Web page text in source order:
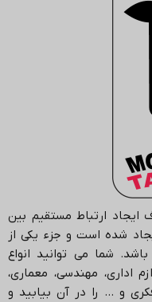
ایجاد ارتباط مستقیم بین
شده است و جزء یکی از
شما می توانید انواع
اداری، مهندسی، معماری،
و … را در آن بیابید و